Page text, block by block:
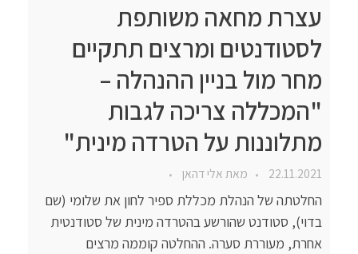
עצרת מחאה משותפת
לסטודנטים ומרצים תתקיים
מחר מול בניין ההנהלה –
"המכללה צריכה לגבות
מתלוננות על הטרדה מינית"
22.11.2021 מאתאלי דהאן
החלטתה של הנהלת מכללת ספיר לחון את שלומי (שם
בדוי), סטודנט שהורשע בהטרדה מינית של סטודנטית
אחרת, מעוררת סערה. ההחלטה קוממה מרצים